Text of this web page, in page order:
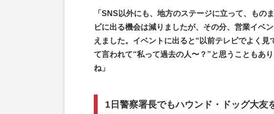
「SNS以外にも、地方のステージに立って、もの
ビに出る機会は減りましたが、その分、営業イベ
えました。イベントに出ると“以前テレビでよく見
て言われて“私って過去の人〜？”と思うこともあ
ね」
1日警察署長でもハウンド・ドッグ大友